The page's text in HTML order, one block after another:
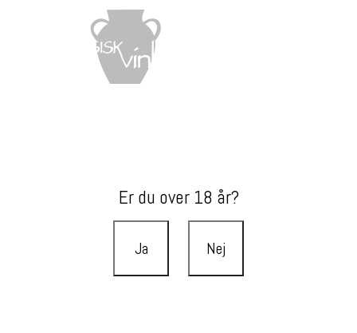
Er du over 18 år?
Ja Nej